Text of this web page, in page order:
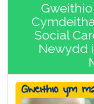
Social
Newydd